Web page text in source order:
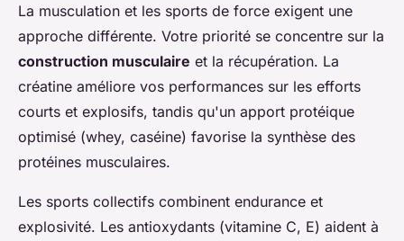
La musculation et les sports de force exigent une
approche différente. Votre priorité se concentre sur la
construction musculaire et la récupération. La
créatine améliore vos performances sur les efforts
courts et explosifs, tandis qu'un apport protéique
optimisé (whey, caséine) favorise la synthèse des
protéines musculaires.
Les sports collectifs combinent endurance et
explosivité. Les antioxydants (vitamine C, E) aident à